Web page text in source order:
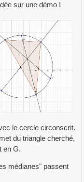
sur une démo !
le cercle circonscrit.
du triangle cherché,
en G.
médianes" passent